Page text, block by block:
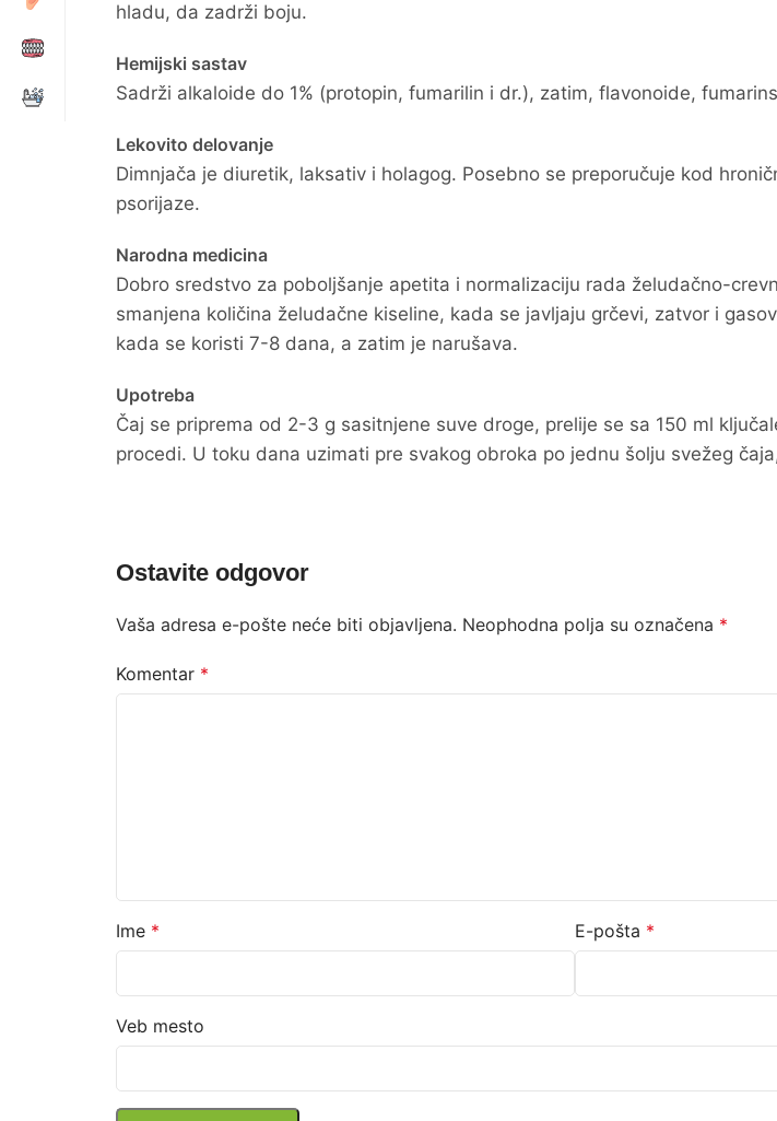
hladu, da zadrži boju.
Hemijski sastav
Sadrži alkaloide do 1% (protopin, fumarilin i dr.), zatim, flavonoide,
Lekovito delovanje
Dimnjača je diuretik, laksativ i holagog. Posebno se preporučuje kod
psorijaze.
Narodna medicina
Dobro sredstvo za poboljšanje apetita i normalizaciju rada želudačno-
smanjena količina želudačne kiseline, kada se javljaju grčevi, zatvor i
kada se koristi 7-8 dana, a zatim je narušava.
Upotreba
Čaj se priprema od 2-3 g sasitnjene suve droge, prelije se sa 150 ml
procedi. U toku dana uzimati pre svakog obroka po jednu šolju svežeg
Ostavite odgovor
Vaša adresa e-pošte neće biti objavljena. Neophodna polja su označena *
Komentar *
Ime * E-pošta *
Veb mesto